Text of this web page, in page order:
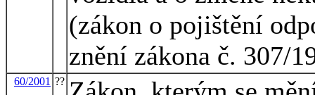
(zákon o pojištění
znění zákona č. 307/
60/2001 ??